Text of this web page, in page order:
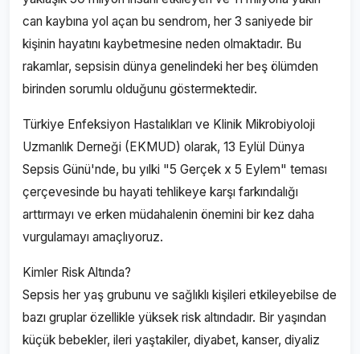
can kaybına yol açan bu sendrom, her 3 saniyede bir
kişinin hayatını kaybetmesine neden olmaktadır. Bu
rakamlar, sepsisin dünya genelindeki her beş ölümden
birinden sorumlu olduğunu göstermektedir.
Türkiye Enfeksiyon Hastalıkları ve Klinik Mikrobiyoloji
Uzmanlık Derneği (EKMUD) olarak, 13 Eylül Dünya
Sepsis Günü'nde, bu yılki "5 Gerçek x 5 Eylem" teması
çerçevesinde bu hayati tehlikeye karşı farkındalığı
arttırmayı ve erken müdahalenin önemini bir kez daha
vurgulamayı amaçlıyoruz.
Kimler Risk Altında?
Sepsis her yaş grubunu ve sağlıklı kişileri etkileyebilse de
bazı gruplar özellikle yüksek risk altındadır. Bir yaşından
küçük bebekler, ileri yaştakiler, diyabet, kanser, diyaliz